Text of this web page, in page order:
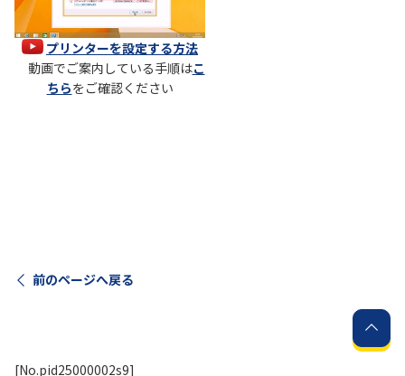
プリンターを設定する方法
動画でご案内している手順はこ
ちらをご確認ください
前のページへ戻る
[No.pid25000002s9]